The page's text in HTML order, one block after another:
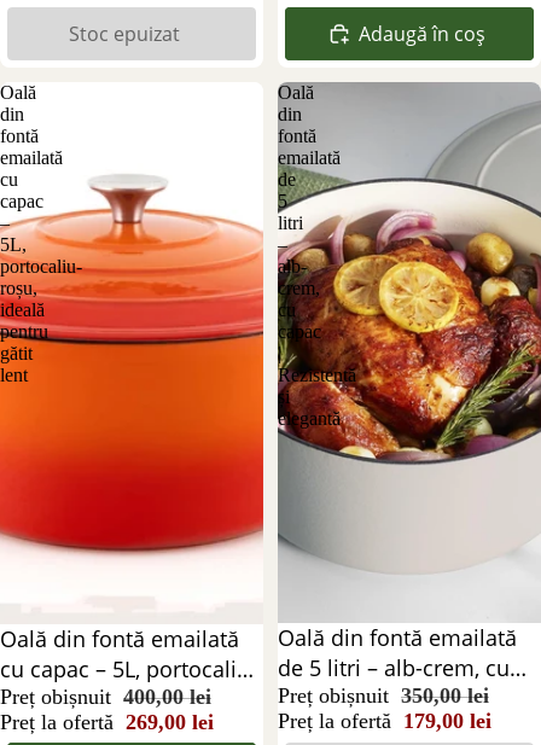
Stoc epuizat Adaugă în coș
Oală
din
fontă
emailată
cu
capac
–
5L,
portocaliu-
roșu,
ideală
pentru
gătit
lent
Reducere 33%
Oală din fontă emailată
cu capac – 5L, portocaliu-
roșu, ideală pentru gătit
lent
Preț obișnuit 400,00 lei
Preț la ofertă 269,00 lei
Oală
din
fontă
emailată
de
5
litri
–
alb-
crem,
cu
capac
|
Rezistentă
și
elegantă
Stoc epuizat
Oală din fontă emailată
de 5 litri – alb-crem, cu
capac | Rezistentă și
elegantă
Preț obișnuit 350,00 lei
Preț la ofertă 179,00 lei